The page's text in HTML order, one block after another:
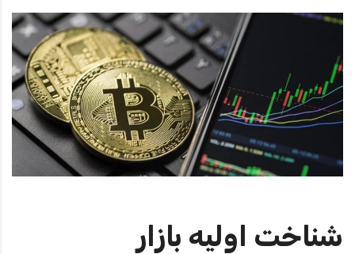
شناخت اولیه بازار